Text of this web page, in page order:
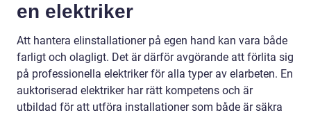
en elektriker
Att hantera elinstallationer på egen hand kan vara både
farligt och olagligt. Det är därför avgörande att förlita sig
på professionella elektriker för alla typer av elarbeten. En
auktoriserad elektriker har rätt kompetens och är
utbildad för att utföra installationer som både är säkra